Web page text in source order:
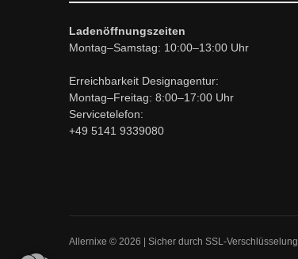
Ladenöffnungszeiten
Montag–Samstag: 10:00–13:00 Uhr
Erreichbarkeit Designagentur:
Montag–Freitag: 8:00–17:00 Uhr
Servicetelefon:
+49 5141 9339080
Allernixe © 2026 | Sicher durch SSL-Verschlüsselung